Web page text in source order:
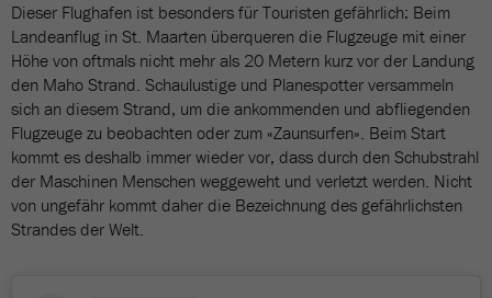
Dieser Flughafen ist besonders für Touristen gefährlich: Beim
Landeanflug in St. Maarten überqueren die Flugzeuge mit einer
Höhe von oftmals nicht mehr als 20 Metern kurz vor der Landung
den Maho Strand. Schaulustige und Planespotter versammeln
sich an diesem Strand, um die ankommenden und abfliegenden
Flugzeuge zu beobachten oder zum «Zaunsurfen». Beim Start
kommt es deshalb immer wieder vor, dass durch den Schubstrahl
der Maschinen Menschen weggeweht und verletzt werden. Nicht
von ungefähr kommt daher die Bezeichnung des gefährlichsten
Strandes der Welt.